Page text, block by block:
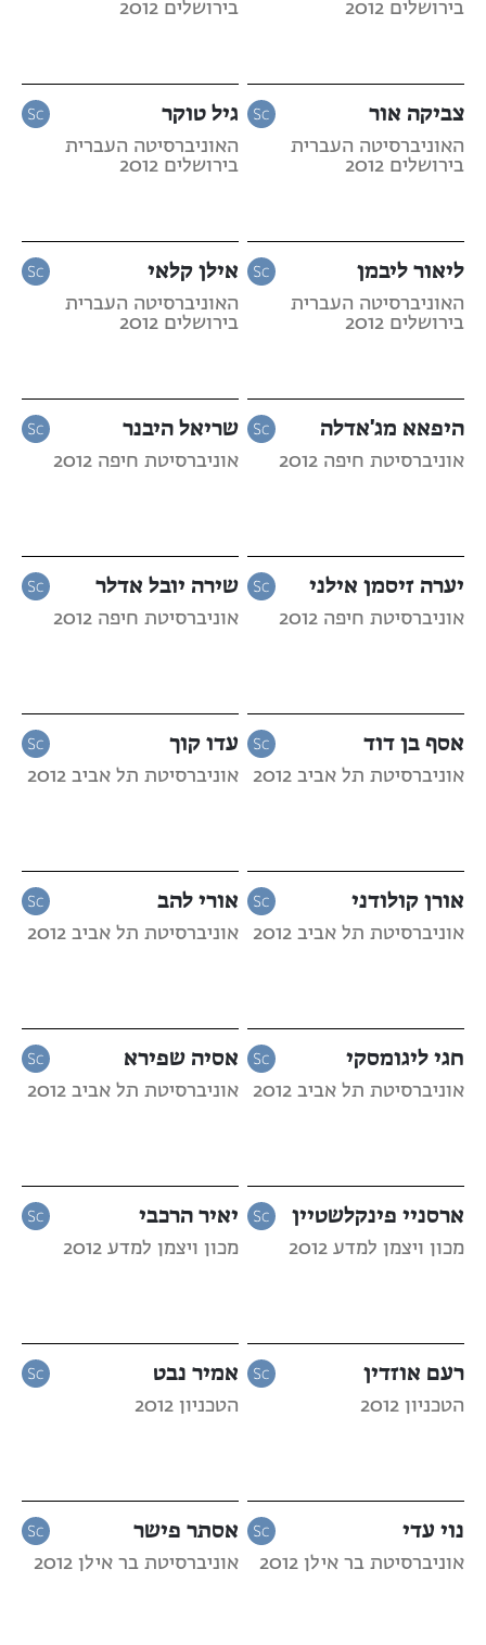
בירושלים 2012 בירושלים 2012
צביקה אור
האוניברסיטה העברית
בירושלים 2012
גיל טוקר
האוניברסיטה העברית
בירושלים 2012
ליאור ליבמן
האוניברסיטה העברית
בירושלים 2012
אילן קלאי
האוניברסיטה העברית
בירושלים 2012
היפאא מג'אדלה
אוניברסיטת חיפה 2012
שריאל היבנר
אוניברסיטת חיפה 2012
יערה זיסמן אילני
אוניברסיטת חיפה 2012
שירה יובל אדלר
אוניברסיטת חיפה 2012
אסף בן דוד
אוניברסיטת תל אביב 2012
עדו קוך
אוניברסיטת תל אביב 2012
אורן קולודני
אוניברסיטת תל אביב 2012
אורי להב
אוניברסיטת תל אביב 2012
חגי ליגומסקי
אוניברסיטת תל אביב 2012
אסיה שפירא
אוניברסיטת תל אביב 2012
ארסניי פינקלשטיין
מכון ויצמן למדע 2012
יאיר הרכבי
מכון ויצמן למדע 2012
רעם אוזדין
הטכניון 2012
אמיר נבט
הטכניון 2012
נוי עדי
אוניברסיטת בר אילן 2012
אסתר פישר
אוניברסיטת בר אילן 2012